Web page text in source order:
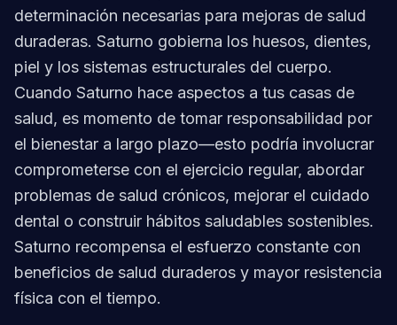
determinación necesarias para mejoras de salud
duraderas. Saturno gobierna los huesos, dientes,
piel y los sistemas estructurales del cuerpo.
Cuando Saturno hace aspectos a tus casas de
salud, es momento de tomar responsabilidad por
el bienestar a largo plazo—esto podría involucrar
comprometerse con el ejercicio regular, abordar
problemas de salud crónicos, mejorar el cuidado
dental o construir hábitos saludables sostenibles.
Saturno recompensa el esfuerzo constante con
beneficios de salud duraderos y mayor resistencia
física con el tiempo.